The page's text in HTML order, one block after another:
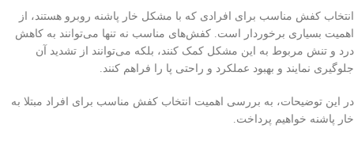
انتخاب کفش مناسب برای افرادی که با مشکل خار پاشنه روبرو هستند، از
اهمیت بسیاری برخوردار است. کفش‌های مناسب نه تنها می‌توانند به کاهش
درد و تنش مربوط به این مشکل کمک کنند، بلکه می‌توانند از تشدید آن
جلوگیری نمایند و بهبود عملکرد و راحتی پا را فراهم کنند.
در این توضیحات، به بررسی اهمیت انتخاب کفش مناسب برای افراد مبتلا به
خار پاشنه خواهیم پرداخت.